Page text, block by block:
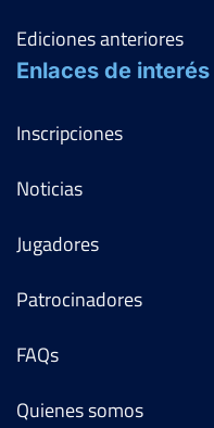
Ediciones anteriores
Enlaces de interés
Inscripciones
Noticias
Jugadores
Patrocinadores
FAQs
Quienes somos